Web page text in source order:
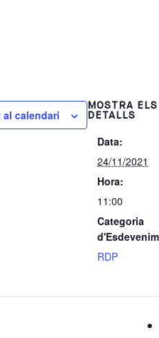
al calendari
MOSTRA ELS
DETALLS
Data:
24/11/2021
Hora:
11:00
Categoria
RDP